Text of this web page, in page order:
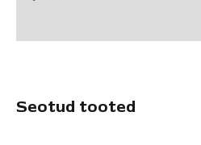
Seotud tooted